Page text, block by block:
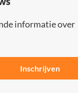
informatie over
Inschrijven